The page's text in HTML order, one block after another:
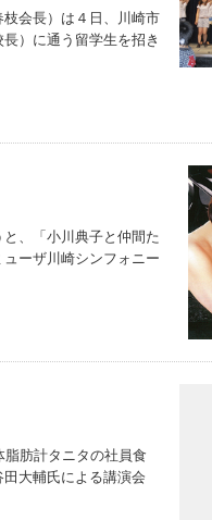
会長）は４日、川崎市
）に通う留学生を招き
、「小川典子と仲間た
ーザ川崎シンフォニー
肪計タニタの社員食
大輔氏による講演会